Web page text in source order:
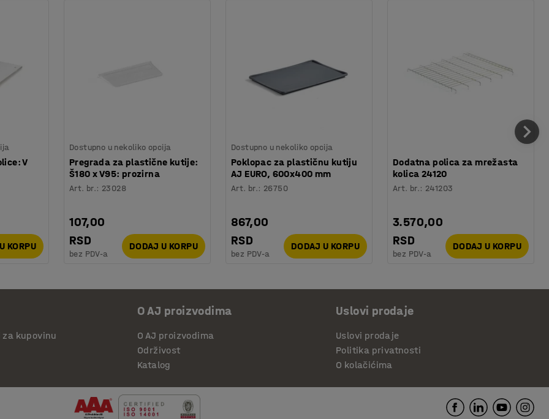
V
KORPU
Dostupno u nekoliko opcija
Pregrada za plastične kutije:
Š180 x V95: prozirna
Art. br.: 23028
107,00
RSD
bez PDV-a
DODAJ U KORPU
Dostupno u nekoliko opcija
Poklopac za plastičnu kutiju
AJ EURO, 600x400 mm
Art. br.: 26750
867,00
RSD
bez PDV-a
DODAJ U KORPU
Dodatna polica za mrežasta
kolica 24120
Art. br.: 241203
3.570,00
RSD
bez PDV-a
DODAJ U KORPU
kupovinu
O AJ proizvodima
O AJ proizvodima
Održivost
Katalog
Uslovi prodaje
Uslovi prodaje
Politika privatnosti
O kolačićima